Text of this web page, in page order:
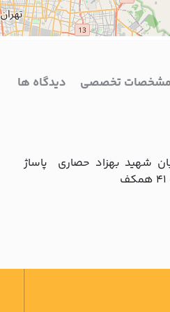
مشخصات تخصصی دیدگاه ها
شهيد بهزاد حصاري پاساژ